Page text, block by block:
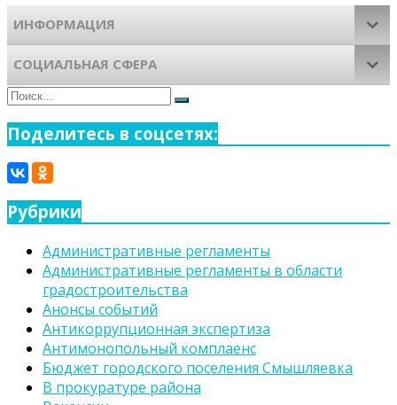
ИНФОРМАЦИЯ
СОЦИАЛЬНАЯ СФЕРА
Поиск
Поиск
Поделитесь в соцсетях:
Рубрики
Административные регламенты
Административные регламенты в области
градостроительства
Анонсы событий
Антикоррупционная экспертиза
Антимонопольный комплаенс
Бюджет городского поселения Смышляевка
В прокуратуре района